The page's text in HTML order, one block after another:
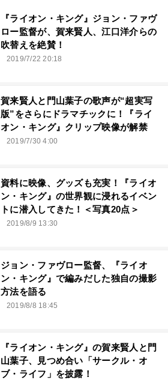
『ライオン・キング』ジョン・ファヴ
ロー監督が、賀来賢人、江口洋介らの
吹替えを絶賛！
2019/7/22 20:18
賀来賢人と門山葉子の歌声が“超実写
版”をさらにドラマチックに！『ライ
オン・キング』クリップ映像が解禁
2019/7/30 4:00
資料に映像、グッズも充実！『ライオ
ン・キング』の世界観に浸れるイベン
トに潜入してきた！＜写真20点＞
2019/8/9 13:30
ジョン・ファヴロー監督、『ライオ
ン・キング』で編みだした独自の撮影
方法を語る
2019/8/8 18:45
『ライオン・キング』の賀来賢人と門
山葉子、見つめ合い「サークル・オ
ブ・ライフ」を披露！